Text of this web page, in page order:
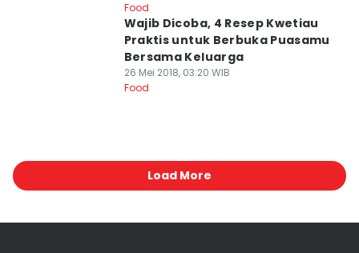
Food
Wajib Dicoba, 4 Resep Kwetiau
Praktis untuk Berbuka Puasamu
Bersama Keluarga
26 Mei 2018, 03:20 WIB
Food
Load More